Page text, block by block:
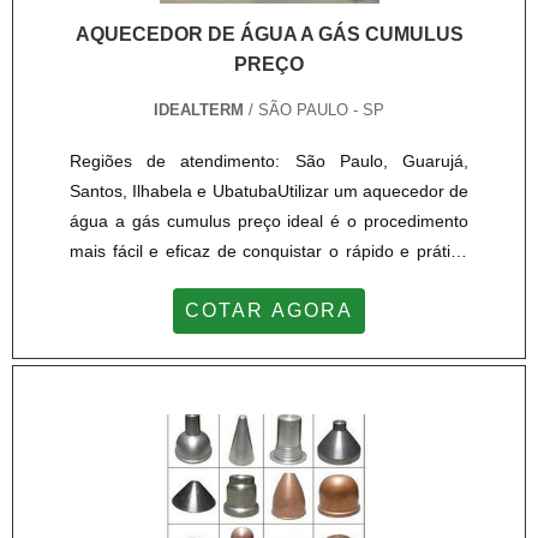
AQUECEDOR DE ÁGUA A GÁS CUMULUS
PREÇO
IDEALTERM / SÃO PAULO - SP
Regiões de atendimento: São Paulo, Guarujá,
Santos, Ilhabela e UbatubaUtilizar um aquecedor de
água a gás cumulus preço ideal é o procedimento
mais fácil e eficaz de conquistar o rápido e prático
é ideal para fornecer água quente a torneiras e
superaquecimento do
SOBRE O PRODUTONo mercado atual os tipos de
aquecedores são diversos. Eles variam entre suas
características técnicas e dependem da demanda
de uso, de modo que suas características podem
COTAR AGORA